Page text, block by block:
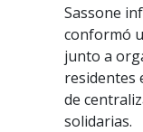
Sassone
conformó
junto a
residentes
de
solidarias.